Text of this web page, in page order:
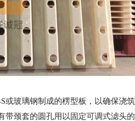
或玻璃钢制成的楞型板，以确保浇筑
带颈套的圆孔用以固定可调式滤头的